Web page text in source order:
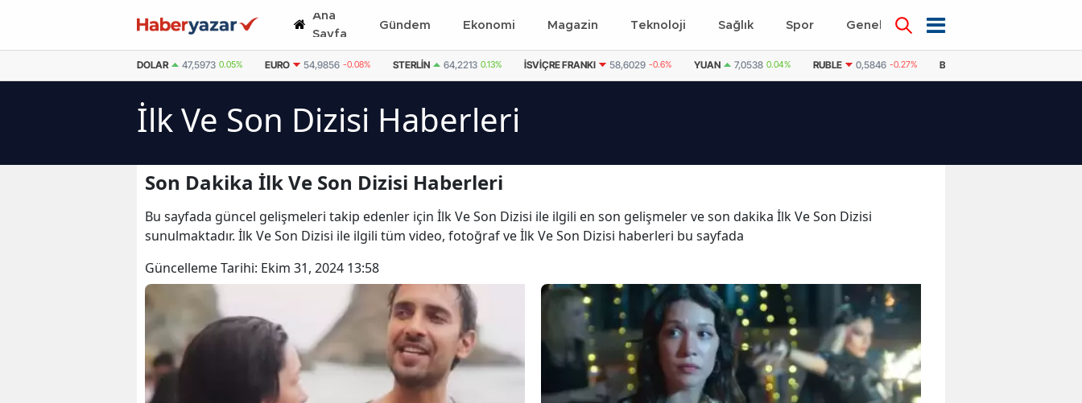
Ana
Sayfa
Gündem Ekonomi Magazin Teknoloji Sağlık Spor Genel Dünya
DOLAR 47,5973 0.05% EURO 54,9856 -0.08% STERLIN 64,2213 0.13% İSVIÇRE FRANKI 58,6029 -0.6% YUAN 7,0538 0.04% RUBLE 0,5846 -0.27% BAE DIRHEMI
İlk Ve Son Dizisi Haberleri
Son Dakika İlk Ve Son Dizisi Haberleri
Bu sayfada güncel gelişmeleri takip edenler için İlk Ve Son Dizisi ile ilgili en son gelişmeler ve son dakika İlk Ve Son Dizisi
sunulmaktadır. İlk Ve Son Dizisi ile ilgili tüm video, fotoğraf ve İlk Ve Son Dizisi haberleri bu sayfada
Güncelleme Tarihi: Ekim 31, 2024 13:58